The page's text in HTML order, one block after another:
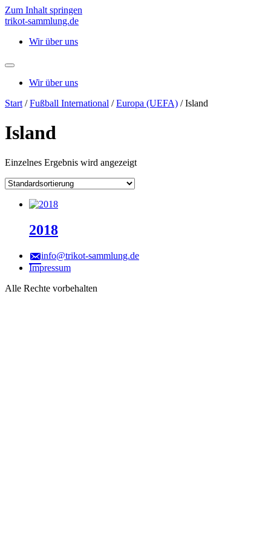
Zum Inhalt springen
trikot-sammlung.de
Wir über uns
Wir über uns
Start /Fußball International /Europa (UEFA) / Island
Island
Einzelnes Ergebnis wird angezeigt
2018
info@trikot-sammlung.de
Impressum
Alle Rechte vorbehalten